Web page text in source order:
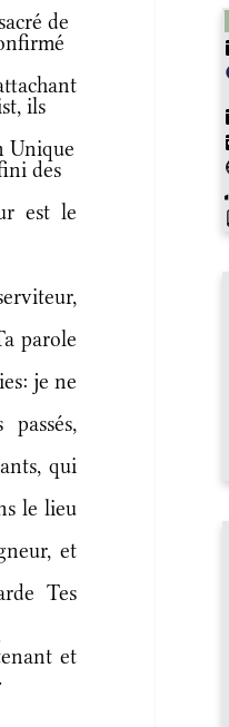
de
ils
Unique
des
est le
parole
je ne
qui
le lieu
et
Tes
et